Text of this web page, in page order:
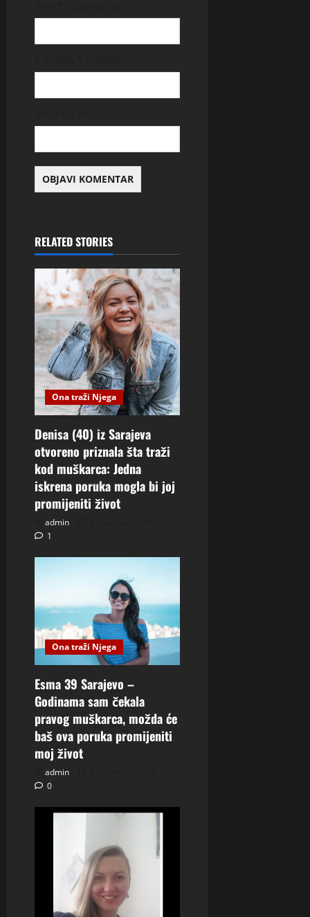
RELATED STORIES
Ona traži Njega
Denisa (40) iz Sarajeva
otvoreno priznala šta traži
kod muškarca: Jedna
iskrena poruka mogla bi joj
promijeniti život
admin
1
Ona traži Njega
Esma 39 Sarajevo –
Godinama sam čekala
pravog muškarca, možda će
baš ova poruka promijeniti
moj život
admin
0